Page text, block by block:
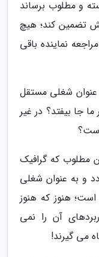
و مطلوب برساند
تضمین کند؛ هیچ
نماینده باقی
عنوان شغلی مستقل
جا بیفتد؟ در غیر
مطلوب که گرافیک
و به عنوان شغلی
هنوز که هنوز
آن را نمی
می گیرند!